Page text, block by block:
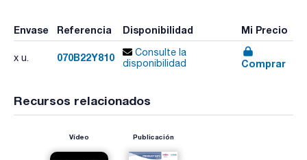
Envase Referencia Disponibilidad Mi Precio
x u. 070B22Y810
Consulte la
disponibilidad
Comprar
Recursos relacionados
Vídeo Publicación